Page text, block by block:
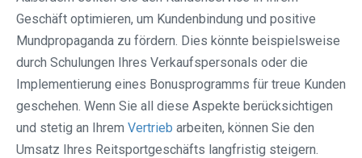
Geschäft optimieren, um Kundenbindung und positive
Mundpropaganda zu fördern. Dies könnte beispielsweise
durch Schulungen Ihres Verkaufspersonals oder die
Implementierung eines Bonusprogramms für treue Kunden
geschehen. Wenn Sie all diese Aspekte berücksichtigen
und stetig an Ihrem Vertrieb arbeiten, können Sie den
Umsatz Ihres Reitsportgeschäfts langfristig steigern.